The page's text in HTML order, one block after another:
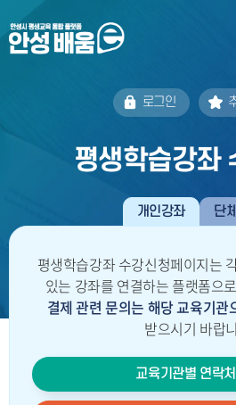
로그인
평생학습강좌
개인강좌 단
평생학습강좌 수강신청페이지는
있는 강좌를 연결하는 플랫폼으로
결제 관련 문의는 해당 교육기관
받으시기 바랍
교육기관별 연락처